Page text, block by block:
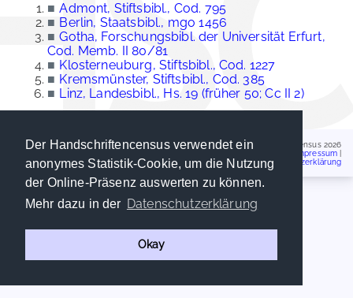
Der Handschriftencensus verwendet ein
anonymes Statistik-Cookie, um die Nutzung
der Online-Präsenz auswerten zu können.
Mehr dazu in der Datenschutzerklärung
Okay
■ Admont, Stiftsbibl., Cod. 795
■ Berlin, Staatsbibl., mgo 1456
■ Gotha, Forschungsbibl. der Universität Erfurt,
Cod. Memb. II 80/81
■ Klosterneuburg, Stiftsbibl., Cod. 1227
■ Kremsmünster, Stiftsbibl., Cod. 385
■ Linz, Landesbibl., Hs. 19 (früher 50; Cc II 2)
Handschriftencensus 2026
Impressum
Datenschutzerklärung